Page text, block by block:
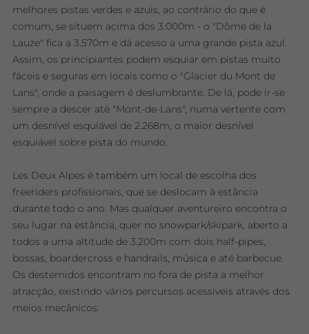
melhores pistas verdes e azuis, ao contrário do que é
comum, se situem acima dos 3.000m - o "Dôme de la
Lauze" fica a 3.570m e dá acesso a uma grande pista azul.
Assim, os principiantes podem esquiar em pistas muito
fáceis e seguras em locais como o "Glacier du Mont de
Lans", onde a paisagem é deslumbrante. De lá, pode ir-se
sempre a descer até "Mont-de-Lans", numa vertente com
um desnível esquiável de 2.268m, o maior desnível
esquiável sobre pista do mundo.
Les Deux Alpes é também um local de escolha dos
freeriders profissionais, que se deslocam à estância
durante todo o ano. Mas qualquer aventureiro encontra o
seu lugar na estância, quer no snowpark/skipark, aberto a
todos a uma altitude de 3.200m com dois half-pipes,
bossas, boardercross e handrails, música e até barbecue.
Os destemidos encontram no fora de pista a melhor
atracção, existindo vários percursos acessíveis através dos
meios mecânicos.